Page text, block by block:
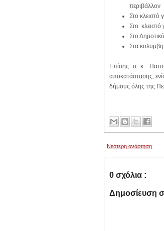
περιβάλλον
Στο
Στο
Στο
Στα
Επίσης ο κ.
αποκατάστασης,
δήμους όλης της
Νεότερη ανάρτηση
0 σχόλια :
Δημοσίευση